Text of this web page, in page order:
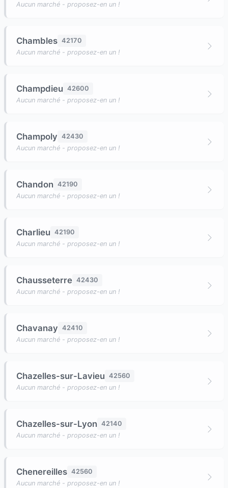
Aucun marché - proposez-en un !
Chambles 42170
Aucun marché - proposez-en un !
Champdieu 42600
Aucun marché - proposez-en un !
Champoly 42430
Aucun marché - proposez-en un !
Chandon 42190
Aucun marché - proposez-en un !
Charlieu 42190
Aucun marché - proposez-en un !
Chausseterre 42430
Aucun marché - proposez-en un !
Chavanay 42410
Aucun marché - proposez-en un !
Chazelles-sur-Lavieu 42560
Aucun marché - proposez-en un !
Chazelles-sur-Lyon 42140
Aucun marché - proposez-en un !
Chenereilles 42560
Aucun marché - proposez-en un !